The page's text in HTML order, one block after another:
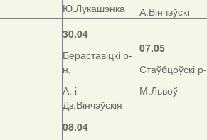
Ю.Лукашэнка
А.Вінчэўскі
30.04
Бераставіцкі р-
н,
А. і
Дз.Вінчэўскія
07.05
Стаўбцоўскі
М.Львоў
08.04